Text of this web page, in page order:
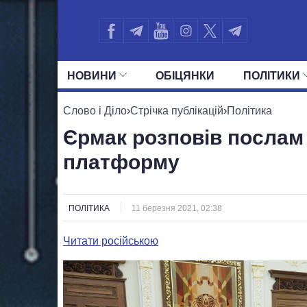
НОВИНИ ОБIЦЯНКИ ПОЛIТИКИ
УСІ ПОЛІТИКИ ПРЕЗИДЕНТ І ОФІС
Слово і Діло›Стрічка публікацій›Політика
Єрмак розповів
платформу
ПОЛІТИКА 11 березня 2021, 02:38
Читати російською